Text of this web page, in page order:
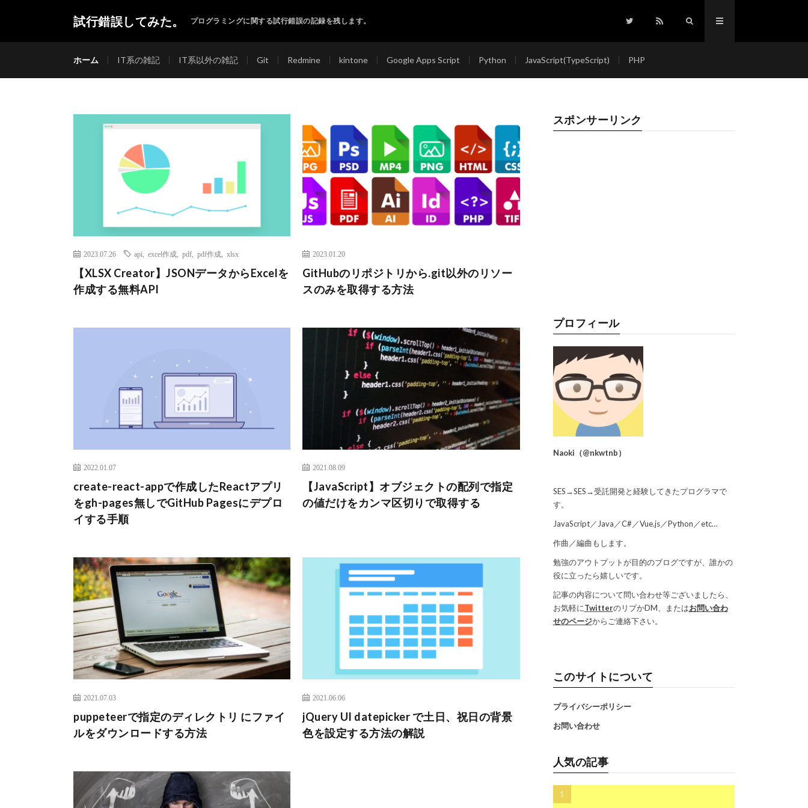
試行錯誤してみた。 プログラミングに関する試行錯誤の記録を残します。
ホーム IT系の雑記 IT系以外の雑記 Git Redmine kintone Google Apps Script Python JavaScript(TypeScript) PHP
2023.07.26 api excel作成 pdf pdf作成 xlsx
【XLSX Creator】JSONデータからExcelを
作成する無料API
2023.01.20
GitHubのリポジトリから.git以外のリソー
スのみを取得する方法
2022.01.07
create-react-appで作成したReactアプリ
をgh-pages無しでGitHub Pagesにデプロ
イする手順
2021.08.09
【JavaScript】オブジェクトの配列で指定
の値だけをカンマ区切りで取得する
2021.07.03
puppeteerで指定のディレクトリ にファイ
ルをダウンロードする方法
2021.06.06
jQuery UI datepicker で土日、祝日の背景
色を設定する方法の解説
スポンサーリンク
プロフィール
Naoki （@nkwtnb）
SES→SES→受託開発と経験してきたプログラマで
す。
JavaScript／Java／C#／Vue.js／Python／etc…
作曲／編曲もします。
勉強のアウトプットが目的のブログですが、誰かの
役に立ったら嬉しいです。
記事の内容について問い合わせ等ございましたら、
お気軽にTwitterのリプかDM、またはお問い合わ
せのページからご連絡下さい。
このサイトについて
プライバシーポリシー
お問い合わせ
人気の記事